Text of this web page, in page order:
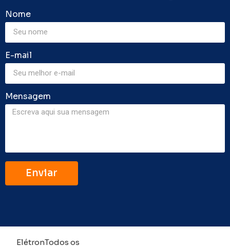
Nome
E-mail
Mensagem
Enviar
ElétronTodos os